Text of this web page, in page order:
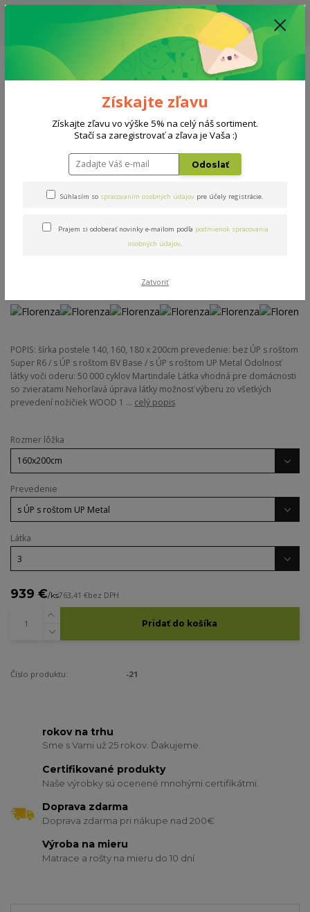
ZĽAVA: VŠETKY VYSTAVENÉ POSTELE ZA 400€ - CENA MATRACU A ROŠTU
PODĽA VÝBERU / DODACIA LEHOTA JE AKTUÁLNE 10-15 PRACOVNÝCH
Menu
0908 777 700 Po-So: 10-18 hod.
0
Postele Florenza
Florenza
Novinka Akcia
POPIS: šírka postele 140, 160, 180 x 200cm prevedenie: bez ÚP s roštom
Super R6 / s ÚP s roštom BV Base / s ÚP s roštom UP Metal Odolnosť
látky voči oderu: 50 000 cyklov Martindale Látka vhodná pre domácnosti
so zvieratami Nehorľavá úprava látky možnosť výberu zo všetkých
prevedení nožičiek WOOD 1 ... celý popis
Rozmer lôžka
Prevedenie
Látka
939 €/ks763,41 €bez DPH
Pridať do košíka
Číslo produktu: -21
rokov na trhu
Sme s Vami už 25 rokov. Ďakujeme.
Certifikované produkty
Naše výrobky sú ocenené mnohými certifikátmi.
Doprava zdarma
Doprava zdarma pri nákupe nad 200€
Výroba na mieru
Matrace a rošty na mieru do 10 dní
Získajte zľavu
Získajte zľavu vo výške 5% na celý náš sortiment.
Stačí sa zaregistrovať a zľava je Vaša :)
Odoslať
Súhlasím so spracovaním osobných údajov pre účely registrácie.
Prajem si odoberať novinky e-mailom podľa podmienok spracovania
osobných údajov.
Zatvoriť